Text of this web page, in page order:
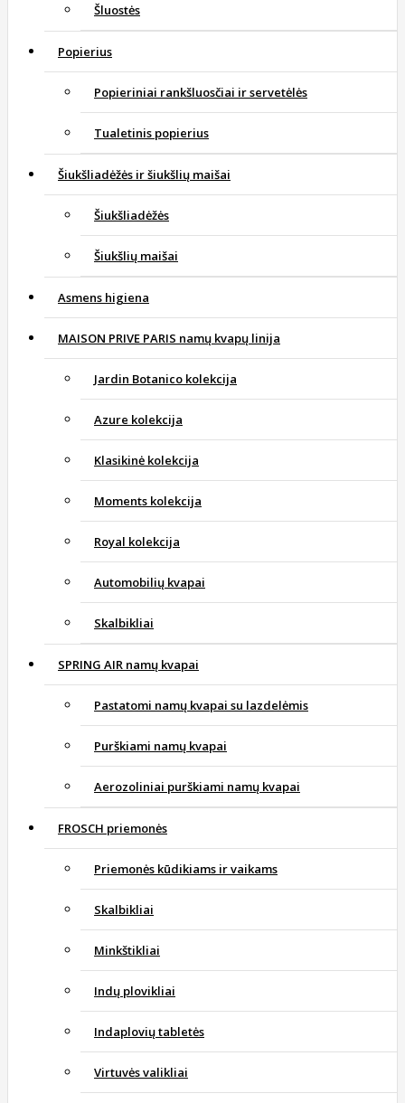
Šluostės
Popierius
Popieriniai rankšluosčiai ir servetėlės
Tualetinis popierius
Šiukšliadėžės ir šiukšlių maišai
Šiukšliadėžės
Šiukšlių maišai
Asmens higiena
MAISON PRIVE PARIS namų kvapų linija
Jardin Botanico kolekcija
Azure kolekcija
Klasikinė kolekcija
Moments kolekcija
Royal kolekcija
Automobilių kvapai
Skalbikliai
SPRING AIR namų kvapai
Pastatomi namų kvapai su lazdelėmis
Purškiami namų kvapai
Aerozoliniai purškiami namų kvapai
FROSCH priemonės
Priemonės kūdikiams ir vaikams
Skalbikliai
Minkštikliai
Indų plovikliai
Indaplovių tabletės
Virtuvės valikliai